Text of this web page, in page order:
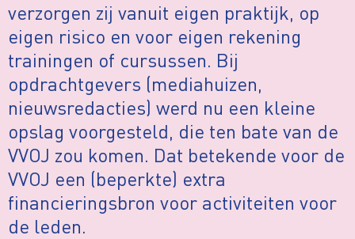
verzorgen zij vanuit eigen praktijk, op
eigen risico en voor eigen rekening
trainingen of cursussen. Bij
opdrachtgevers (mediahuizen,
nieuwsredacties) werd nu een kleine
opslag voorgesteld, die ten bate van de
VVOJ zou komen. Dat betekende voor de
VVOJ een (beperkte) extra
financieringsbron voor activiteiten voor
de leden.